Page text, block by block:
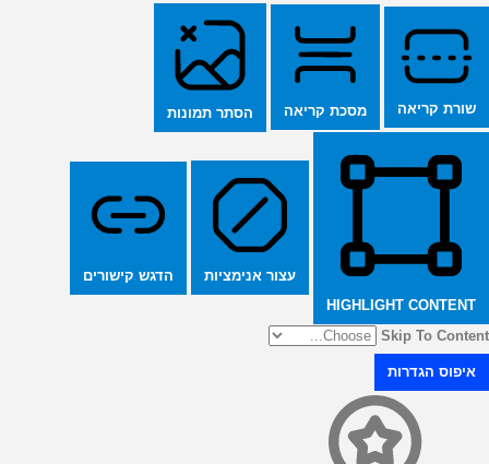
שורת קריאה מסכת קריאה הסתר תמונות
HIGHLIGHT CONTENT
עצור אנימציות הדגש קישורים
Skip To Content
איפוס הגדרות